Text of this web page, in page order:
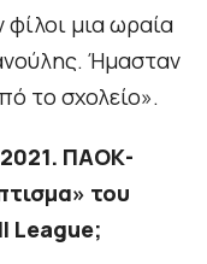
μια ωραία
Ήμασταν
το σχολείο».
ΠΑΟΚ-
του
League;